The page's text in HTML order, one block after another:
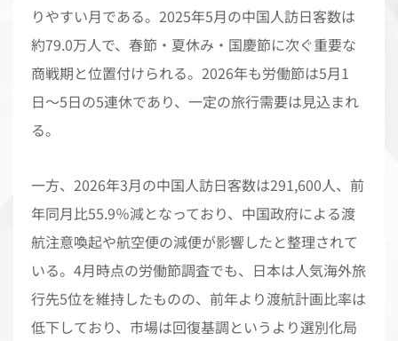
りやすい月である。2025年5月の中国人訪日客数は
約79.0万人で、春節・夏休み・国慶節に次ぐ重要な
商戦期と位置付けられる。2026年も労働節は5月1
日〜5日の5連休であり、一定の旅行需要は見込まれ
る。
一方、2026年3月の中国人訪日客数は291,600人、前
年同月比55.9％減となっており、中国政府による渡
航注意喚起や航空便の減便が影響したと整理されて
いる。4月時点の労働節調査でも、日本は人気海外旅
行先5位を維持したものの、前年より渡航計画比率は
低下しており、市場は回復基調というより選別化局